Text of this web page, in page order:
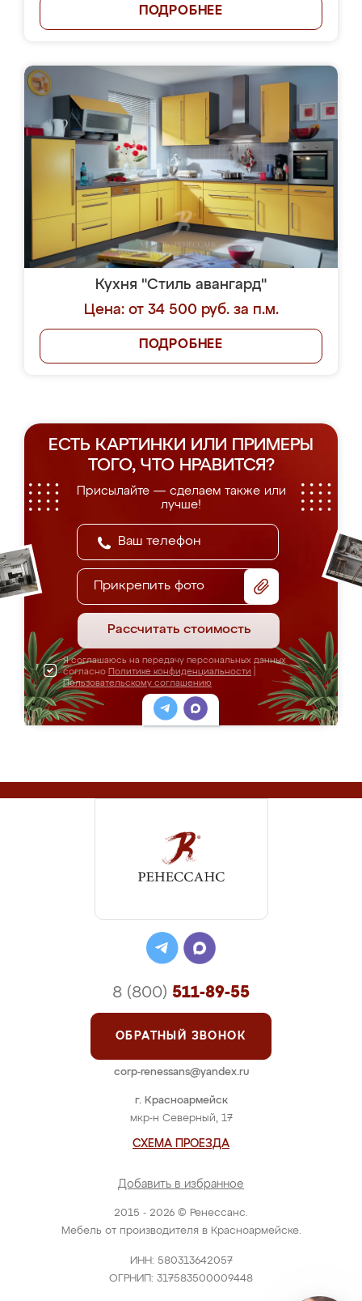
ПОДРОБНЕЕ
Кухня "Стиль авангард"
Цена: от 34 500 руб. за п.м.
ПОДРОБНЕЕ
ЕСТЬ КАРТИНКИ ИЛИ ПРИМЕРЫ
ТОГО, ЧТО НРАВИТСЯ?
Присылайте — сделаем также или
лучше!
Прикрепить фото
Рассчитать стоимость
Я соглашаюсь на передачу персональных данных
согласно Политике конфиденциальности
Пользовательскому соглашению
2015 - 2026 © Ренессанс.
Мебель от производителя в Красноармейске.
ИНН: 580313642057
ОГРНИП: 317583500009448
г. Красноармейск
мкр-н Северный, 17
СХЕМА ПРОЕЗДА
Добавить в избранное
8 (800) 511-89-55
ОБРАТНЫЙ ЗВОНОК
corp-renessans@yandex.ru